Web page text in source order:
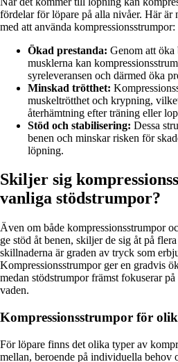
fördelar för löpare på alla nivåer. Här är
med att använda kompressionsstrumpor:
Ökad prestanda: Genom att
musklerna kan
syreleveransen och därmed öka
Minskad trötthet:
muskeltrötthet och krypning,
återhämtning efter träning eller
Stöd och stabilisering: Dessa
benen och minskar risken för
löpning.
Skiljer sig
vanliga stödstrumpor?
Även om både kompressionsstrumpor
ge stöd åt benen, skiljer de sig åt på
skillnaderna är graden av tryck som
Kompressionsstrumpor ger en gradvis
medan stödstrumpor främst fokuserar
vaden.
Kompressionsstrumpor för
För löpare finns det olika typer av
mellan, beroende på individuella behov